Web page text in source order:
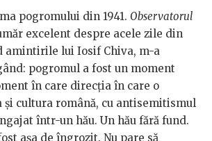
pogromului din 1941. Observatorul
excelent despre acele zile din
amintirile lui Iosif Chiva, m-a
pogromul a fost un moment
în care direcția în care o
și cultura română, cu antisemitismul
într-un hău. Un hău fără fund.
așa de îngrozit. Nu pare să